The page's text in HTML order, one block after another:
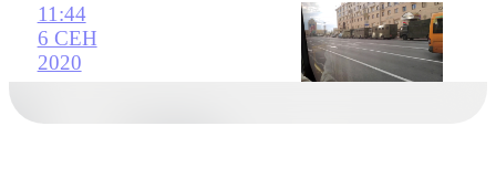
11:44
6 СЕН
2020